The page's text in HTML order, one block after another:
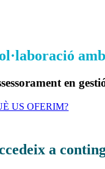
en
US OFERIM?
a